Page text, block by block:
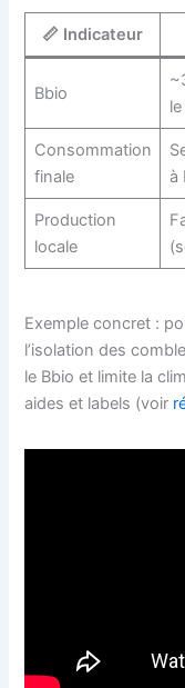
📏 Indicateur
Bbio
Consommation
finale
à
Production
locale
Exemple concret :
l’isolation des
le Bbio et limite la
aides et labels (voir